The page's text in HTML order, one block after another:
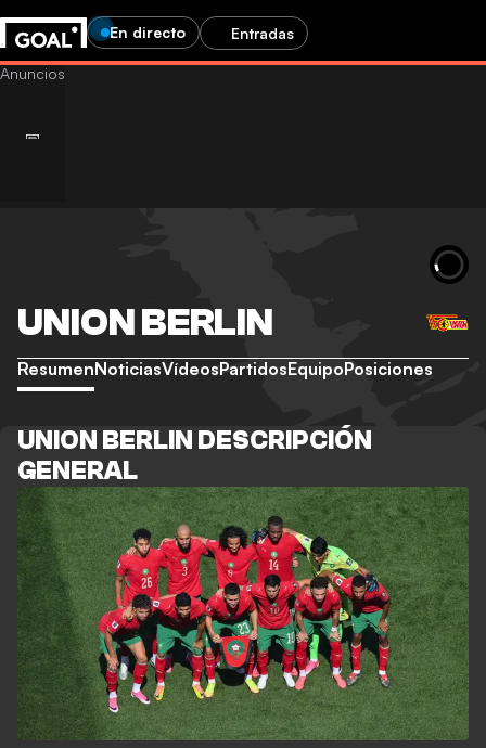
En directo Entradas
UNION BERLIN
ResumenNoticiasVídeosPartidosEquipoPosiciones
UNION BERLIN DESCRIPCIÓN
GENERAL